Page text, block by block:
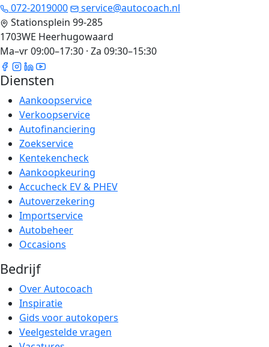
072-2019000
service@autocoach.nl
Stationsplein 99-285
1703WE Heerhugowaard
Ma–vr 09:00–17:30 · Za 09:30–15:30
Diensten
Aankoopservice
Verkoopservice
Autofinanciering
Zoekservice
Kentekencheck
Aankoopkeuring
Accucheck EV & PHEV
Autoverzekering
Importservice
Autobeheer
Occasions
Bedrijf
Over Autocoach
Inspiratie
Gids voor autokopers
Veelgestelde vragen